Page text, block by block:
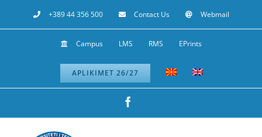
to
+389 44 356 500 Contact Us Webmail
Campus LMS RMS EPrints
APLIKIMET 26/27